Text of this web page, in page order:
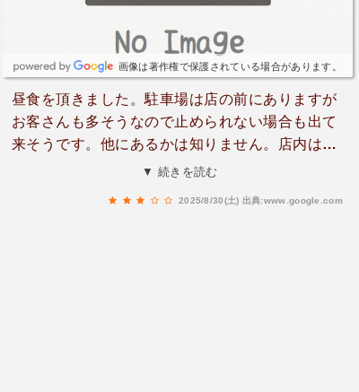
画像は著作権で保護されている場合があります。
昼食を頂きました。駐車場は店の前にありますが
お客さんも多そうなので止められない場合も出て
来そうです。他にあるかは知りません。店内はわ
たしたが利用した場所以外にも座敷などあり沢山
▼ 続きを読む
2025/8/30(土) 出典:www.google.com